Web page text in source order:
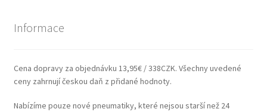
Informace
Cena dopravy za objednávku 13,95€ / 338CZK. Všechny uvedené
ceny zahrnují českou daň z přidané hodnoty.
Nabízíme pouze nové pneumatiky, které nejsou starší než 24